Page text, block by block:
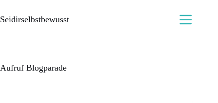
Seidirselbstbewusst
Aufruf Blogparade